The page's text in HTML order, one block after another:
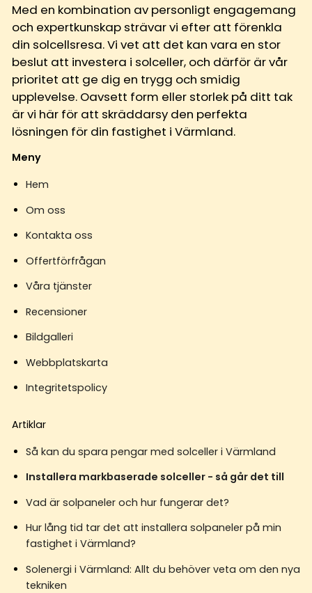
Med en kombination av personligt engagemang
och expertkunskap strävar vi efter att förenkla
din solcellsresa. Vi vet att det kan vara en stor
beslut att investera i solceller, och därför är vår
prioritet att ge dig en trygg och smidig
upplevelse. Oavsett form eller storlek på ditt tak
är vi här för att skräddarsy den perfekta
lösningen för din fastighet i Värmland.
Meny
Hem
Om oss
Kontakta oss
Offertförfrågan
Våra tjänster
Recensioner
Bildgalleri
Webbplatskarta
Integritetspolicy
Artiklar
Så kan du spara pengar med solceller i Värmland
Installera markbaserade solceller - så går det till
Vad är solpaneler och hur fungerar det?
Hur lång tid tar det att installera solpaneler på min
fastighet i Värmland?
Solenergi i Värmland: Allt du behöver veta om den nya
tekniken